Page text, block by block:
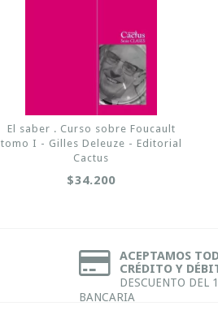
El saber . Curso sobre Foucault
tomo I - Gilles Deleuze - Editorial
Cactus
$34.200
ACEPTAMOS
CRÉDITO Y
DESCUENTO DEL
BANCARIA